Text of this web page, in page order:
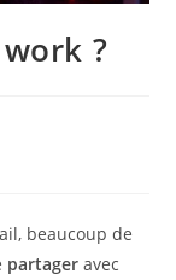
?
beaucoup de
partageravec